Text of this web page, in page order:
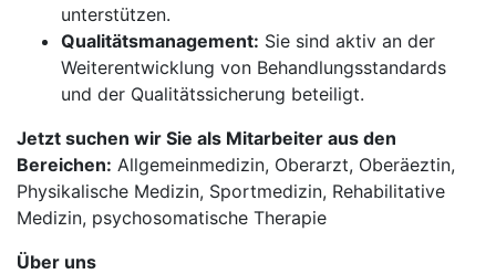
unterstützen.
Qualitätsmanagement: Sie sind aktiv an der
Weiterentwicklung von Behandlungsstandards
und der Qualitätssicherung beteiligt.
Jetzt suchen wir Sie als Mitarbeiter aus den
Bereichen: Allgemeinmedizin, Oberarzt, Oberäeztin,
Physikalische Medizin, Sportmedizin, Rehabilitative
Medizin, psychosomatische Therapie
Über uns